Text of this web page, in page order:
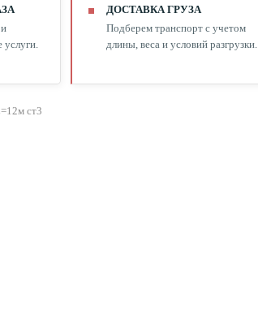
услуги.
ДОСТАВКА ГРУЗА
Подберем транспорт с учетом
длины, веса и условий разгрузки.
ст3